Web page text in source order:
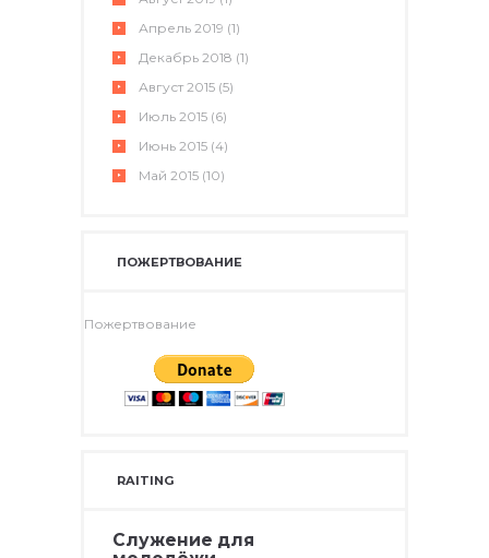
Апрель2019 (1)
Декабрь2018 (1)
Август2015 (5)
Июль2015 (6)
Июнь2015 (4)
Май2015 (10)
ПОЖЕРТВОВАНИЕ
Пожертвование
RAITING
Служение для